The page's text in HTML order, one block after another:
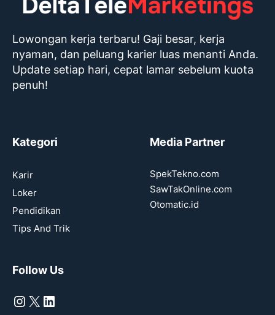
Lowongan kerja terbaru! Gaji besar, kerja
nyaman, dan peluang karier luas menanti Anda.
Update setiap hari, cepat lamar sebelum kuota
penuh!
Kategori
Karir
Loker
Pendidikan
Tips And Trik
Media Partner
SpekTekno.com
SawTakOnline.com
Otomatic.id
Follow Us
Instagram
X LinkedIn